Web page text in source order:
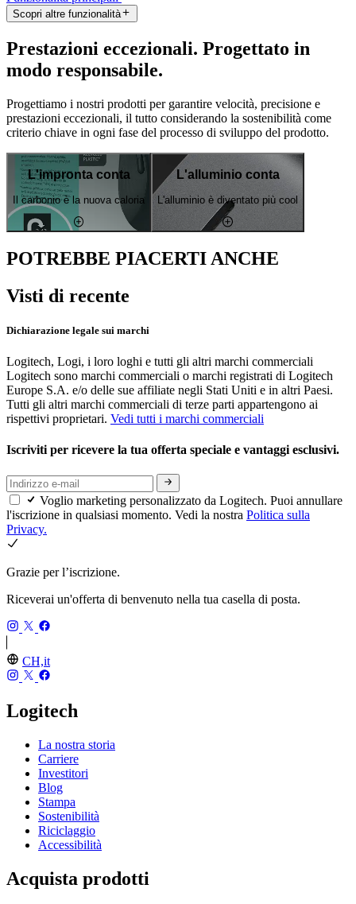
Scopri altre funzionalità
Prestazioni eccezionali. Progettato in
modo responsabile.
Progettiamo i nostri prodotti per garantire velocità, precisione e
prestazioni eccezionali, il tutto considerando la sostenibilità come
criterio chiave in ogni fase del processo di sviluppo del prodotto.
L'impronta conta
Il carbonio è la nuova caloria
L'alluminio conta
L'alluminio è diventato più cool
POTREBBE PIACERTI ANCHE
Visti di recente
Dichiarazione legale sui marchi
Logitech, Logi, i loro loghi e tutti gli altri marchi commerciali
Logitech sono marchi commerciali o marchi registrati di Logitech
Europe S.A. e/o delle sue affiliate negli Stati Uniti e in altri Paesi.
Tutti gli altri marchi commerciali di terze parti appartengono ai
rispettivi proprietari. Vedi tutti i marchi commerciali
Iscriviti per ricevere la tua offerta speciale e vantaggi esclusivi.
Voglio marketing personalizzato da Logitech. Puoi annullare
l'iscrizione in qualsiasi momento. Vedi la nostra Politica sulla
Privacy.
Grazie per l’iscrizione.
Riceverai un'offerta di benvenuto nella tua casella di posta.
CH,it
Logitech
La nostra storia
Carriere
Investitori
Blog
Stampa
Sostenibilità
Riciclaggio
Accessibilità
Acquista prodotti